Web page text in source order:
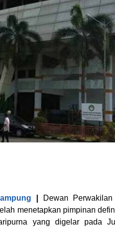
Dewan
menetapkan pimpinan
yang digelar pada